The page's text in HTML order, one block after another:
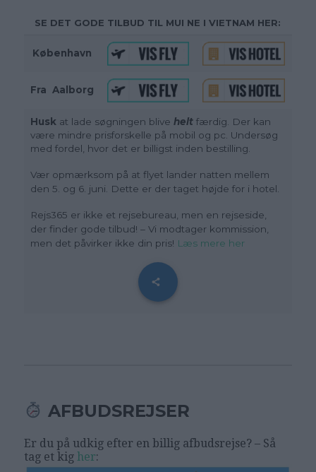
SE DET GODE TILBUD TIL MUI NE I VIETNAM HER:
København
Fra _Aalborg
Husk at lade søgningen blive helt færdig. Der kan
være mindre prisforskelle på mobil og pc. Undersøg
med fordel, hvor det er billigst inden bestilling.
Vær opmærksom på at flyet lander natten mellem
den 5. og 6. juni. Dette er der taget højde for i hotel.
Rejs365 er ikke et rejsebureau, men en rejseside,
der finder gode tilbud! – Vi modtager kommission,
men det påvirker ikke din pris! Læs mere her
AFBUDSREJSER
Er du på udkig efter en billig afbudsrejse? – Så
tag et kig her: